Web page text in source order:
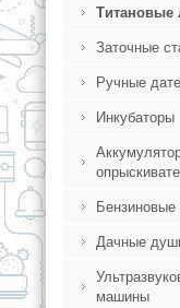
Титановые
Заточные
Ручные
Инкубаторы
Бензиновые
Дачные
машины